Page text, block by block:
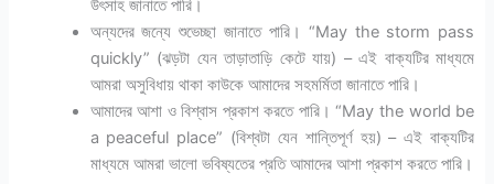
উৎসাহ জানাতে পারি।
অন্যদের জন্যে শুভেচ্ছা জানাতে পারি। “May the storm pass
quickly” (ঝড়টা যেন তাড়াতাড়ি কেটে যায়) – এই বাক্যটির মাধ্যমে
আমরা অসুবিধায় থাকা কাউকে আমাদের সহমর্মিতা জানাতে পারি।
আমাদের আশা ও বিশ্বাস প্রকাশ করতে পারি। “May the world be
a peaceful place” (বিশ্বটা যেন শান্তিপূর্ণ হয়) – এই বাক্যটির
মাধ্যমে আমরা ভালো ভবিষ্যতের প্রতি আমাদের আশা প্রকাশ করতে পারি।